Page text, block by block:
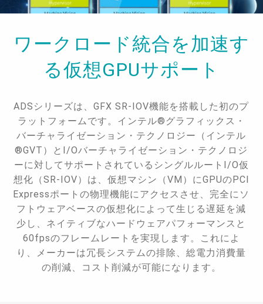
ワークロード統合を加速す
る仮想GPUサポート
ADSシリーズは、GFX SR-IOV機能を搭載した初のプ
ラットフォームです。インテル®グラフィックス・
バーチャライゼーション・テクノロジー（インテル
®GVT）とI/Oバーチャライゼーション・テクノロジ
ーに対してサポートされているシングルルートI/O仮
想化（SR-IOV）は、仮想マシン（VM）にGPUのPCI
Expressポートの物理機能にアクセスさせ、完全にソ
フトウェアベースの仮想化によって生じる遅延を減
少し、ネイティブなハードウェアパフォーマンスと
60fpsのフレームレートを実現します。これによ
り、メーカーは冗長システムの排除、総電力消費量
の削減、コスト削減が可能になります。